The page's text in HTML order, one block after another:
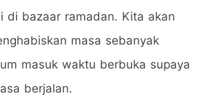
di bazaar ramadan. Kita akan
masa sebanyak
masuk waktu berbuka supaya
berjalan.